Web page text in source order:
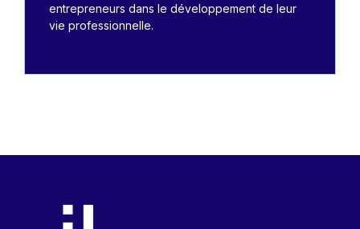
entrepreneurs dans le développement de leur
vie professionnelle.